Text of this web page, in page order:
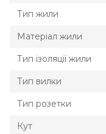
Тип жили
Матеріал жили
Тип ізоляції жили
Тип вилки
Тип розетки
Кут